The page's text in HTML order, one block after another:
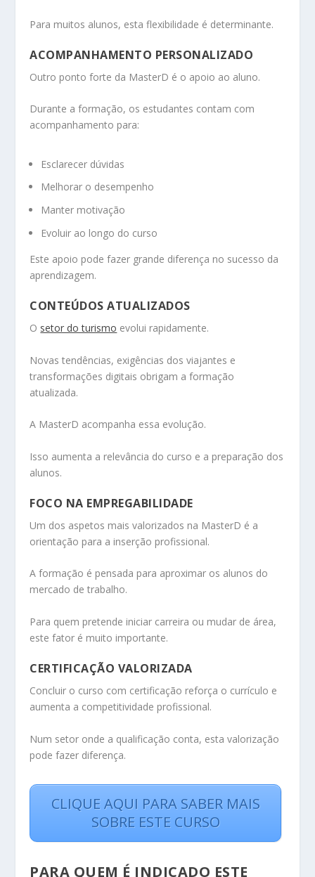
Para muitos alunos, esta flexibilidade é determinante.
ACOMPANHAMENTO PERSONALIZADO
Outro ponto forte da MasterD é o apoio ao aluno.
Durante a formação, os estudantes contam com
acompanhamento para:
Esclarecer dúvidas
Melhorar o desempenho
Manter motivação
Evoluir ao longo do curso
Este apoio pode fazer grande diferença no sucesso da
aprendizagem.
CONTEÚDOS ATUALIZADOS
O setor do turismo evolui rapidamente.
Novas tendências, exigências dos viajantes e
transformações digitais obrigam a formação
atualizada.
A MasterD acompanha essa evolução.
Isso aumenta a relevância do curso e a preparação dos
alunos.
FOCO NA EMPREGABILIDADE
Um dos aspetos mais valorizados na MasterD é a
orientação para a inserção profissional.
A formação é pensada para aproximar os alunos do
mercado de trabalho.
Para quem pretende iniciar carreira ou mudar de área,
este fator é muito importante.
CERTIFICAÇÃO VALORIZADA
Concluir o curso com certificação reforça o currículo e
aumenta a competitividade profissional.
Num setor onde a qualificação conta, esta valorização
pode fazer diferença.
CLIQUE AQUI PARA SABER MAIS
SOBRE ESTE CURSO
PARA QUEM É INDICADO ESTE